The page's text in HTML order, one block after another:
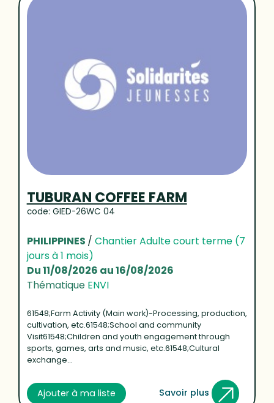
TUBURAN COFFEE FARM
code: GIED-26WC 04
PHILIPPINES / Chantier Adulte court terme (7
jours à 1 mois)
Du 11/08/2026 au 16/08/2026
Thématique ENVI
61548;Farm Activity (Main work)-Processing, production,
cultivation, etc.61548;School and community
Visit61548;Children and youth engagement through
sports, games, arts and music, etc.61548;Cultural
exchange...
Ajouter à ma liste Savoir plus